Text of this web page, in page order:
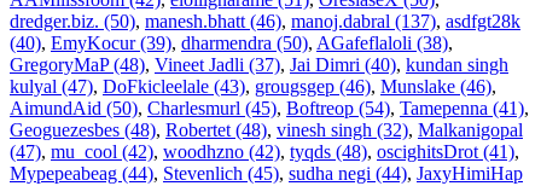
dredger.biz. (50), manesh.bhatt (46), manoj.dabral (137), asdfgt28k
(40), EmyKocur (39), dharmendra (50), AGafeflaloli (38),
GregoryMaP (48), Vineet Jadli (37), Jai Dimri (40), kundan singh
kulyal (47), DoFkicleelale (43), grougsgep (46), Munslake (46),
AimundAid (50), Charlesmurl (45), Boftreop (54), Tamepenna (41),
Geoguezesbes (48), Robertet (48), vinesh singh (32), Malkanigopal
(47), mu_cool (42), woodhzno (42), tyqds (48), oscighitsDrot (41),
Mypepeabeag (44), Stevenlich (45), sudha negi (44), JaxyHimiHap